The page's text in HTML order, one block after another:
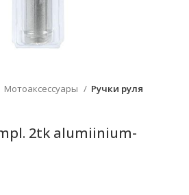
Мотоаксессуары Ручки руля
2tk alumiinium-